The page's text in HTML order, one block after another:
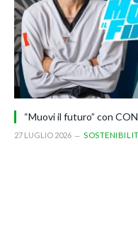
“Muovi il futuro” con
27 LUGLIO 2026